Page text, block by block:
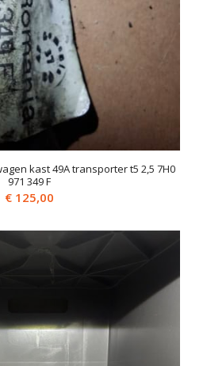
kast 49A transporter t5 2,5 7H0
971 349 F
€125,00